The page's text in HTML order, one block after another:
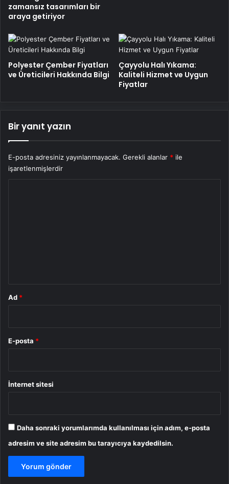
zamansız tasarımları bir
araya getiriyor
Polyester Çember Fiyatları
ve Üreticileri Hakkında Bilgi
Çayyolu Halı Yıkama:
Kaliteli Hizmet ve Uygun
Fiyatlar
Bir yanıt yazın
E-posta adresiniz yayınlanmayacak. Gerekli alanlar * ile
işaretlenmişlerdir
Ad *
E-posta *
İnternet sitesi
Daha sonraki yorumlarımda kullanılması için adım, e-posta
adresim ve site adresim bu tarayıcıya kaydedilsin.